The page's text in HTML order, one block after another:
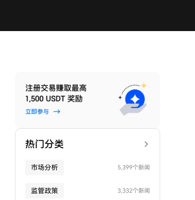
热门分类
市场分析 5,399个新闻
监管政策 3,332个新闻